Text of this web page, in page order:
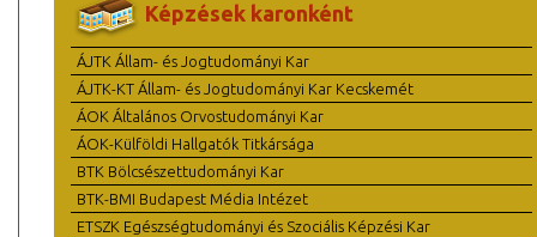
Képzések karonként
ÁJTK Állam- és Jogtudományi Kar
ÁJTK-KT Állam- és Jogtudományi Kar Kecskemét
ÁOK Általános Orvostudományi Kar
ÁOK-Külföldi Hallgatók Titkársága
BTK Bölcsészettudományi Kar
BTK-BMI Budapest Média Intézet
ETSZK Egészségtudományi és Szociális Képzési Kar